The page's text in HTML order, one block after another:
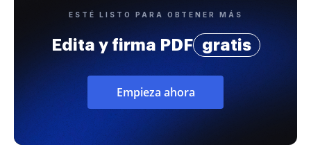
ESTÉ LISTO PARA OBTENER MÁS
Edita y firma PDF gratis
Empieza ahora